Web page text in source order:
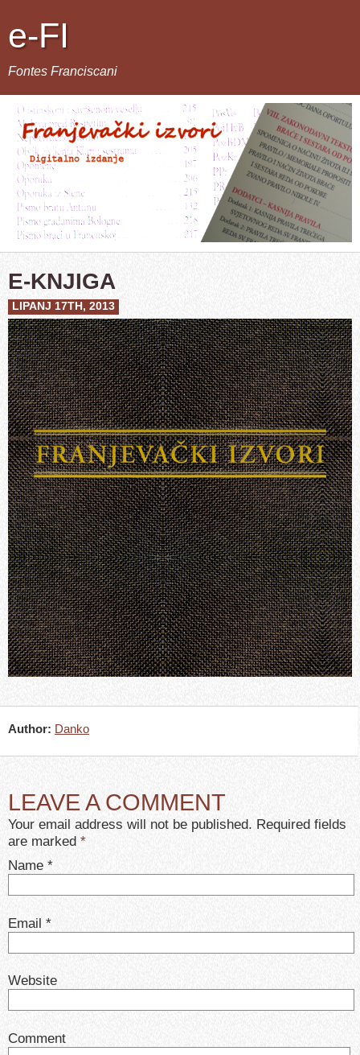
e-FI
Fontes Franciscani
E-KNJIGA
LIPANJ 17TH, 2013
Author: Danko
LEAVE A COMMENT
Your email address will not be published. Required fields
are marked *
Name *
Email *
Website
Comment